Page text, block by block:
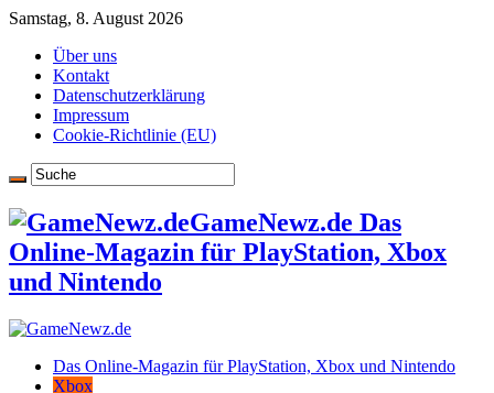
Samstag, 8. August 2026
Über uns
Kontakt
Datenschutzerklärung
Impressum
Cookie-Richtlinie (EU)
GameNewz.de Das
Online-Magazin für PlayStation, Xbox
und Nintendo
Das Online-Magazin für PlayStation, Xbox und Nintendo
Xbox